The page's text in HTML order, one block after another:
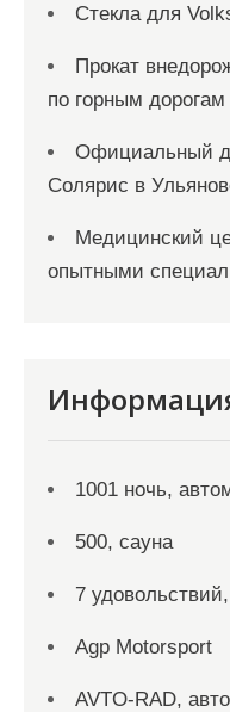
Стекла для
Прокат
по горным дорогам
Официальный
Солярис в
Медицинский
опытными
1001 ночь,
500, сауна
7
Agp Motorsport
AVTO-RAD,